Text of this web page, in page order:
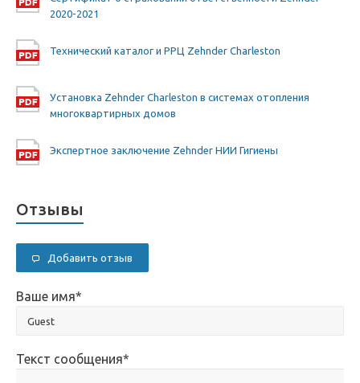
2020-2021
Технический каталог и РРЦ Zehnder Charleston
Установка Zehnder Charleston в системах отопления
многоквартирных домов
Экспертное заключение Zehnder НИИ Гигиены
Отзывы
Добавить отзыв
Ваше имя*
Текст сообщения*